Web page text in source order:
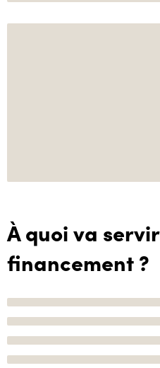
À quoi va
financement ?